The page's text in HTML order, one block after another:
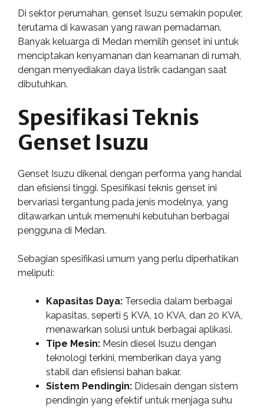
Di sektor perumahan, genset Isuzu semakin populer,
terutama di kawasan yang rawan pemadaman.
Banyak keluarga di Medan memilih genset ini untuk
menciptakan kenyamanan dan keamanan di rumah,
dengan menyediakan daya listrik cadangan saat
dibutuhkan.
Spesifikasi Teknis
Genset Isuzu
Genset Isuzu dikenal dengan performa yang handal
dan efisiensi tinggi. Spesifikasi teknis genset ini
bervariasi tergantung pada jenis modelnya, yang
ditawarkan untuk memenuhi kebutuhan berbagai
pengguna di Medan.
Sebagian spesifikasi umum yang perlu diperhatikan
meliputi:
Kapasitas Daya: Tersedia dalam berbagai
kapasitas, seperti 5 KVA, 10 KVA, dan 20 KVA,
menawarkan solusi untuk berbagai aplikasi.
Tipe Mesin: Mesin diesel Isuzu dengan
teknologi terkini, memberikan daya yang
stabil dan efisiensi bahan bakar.
Sistem Pendingin: Didesain dengan sistem
pendingin yang efektif untuk menjaga suhu